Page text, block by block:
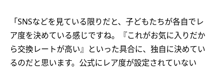
「SNSなどを見ている限りだと、子どもたちが各自でレ
ア度を決めている感じですね。『これがお気に入りだか
ら交換レートが高い』といった具合に、独自に決めてい
るのだと思います。公式にレア度が設定されていない